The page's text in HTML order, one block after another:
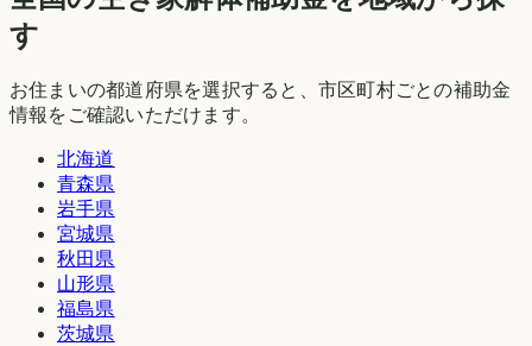
す
お住まいの都道府県を選択すると、市区町村ごとの補助金
情報をご確認いただけます。
北海道
青森県
岩手県
宮城県
秋田県
山形県
福島県
茨城県